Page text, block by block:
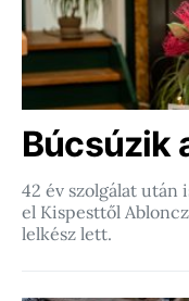
Búcsúzik
42 év szolgálat
el Kispesttől
lelkész lett.